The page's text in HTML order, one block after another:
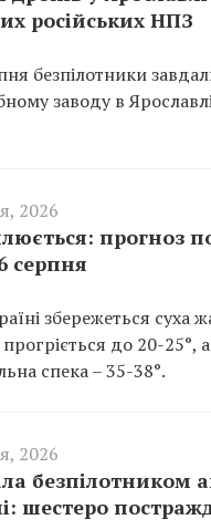
російських НПЗ
безпілотники
заводу в
2026
прогноз
серпня
збережеться суха
до 20-25°,
спека – 35-38°.
2026
безпілотником
шестеро